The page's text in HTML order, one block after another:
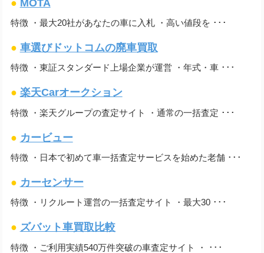
● MOTA
特徴 ・最大20社があなたの車に入札 ・高い値段を ･･･
● 車選びドットコムの廃車買取
特徴 ・東証スタンダード上場企業が運営 ・年式・車 ･･･
● 楽天Carオークション
特徴 ・楽天グループの査定サイト ・通常の一括査定 ･･･
● カービュー
特徴 ・日本で初めて車一括査定サービスを始めた老舗 ･･･
● カーセンサー
特徴 ・リクルート運営の一括査定サイト ・最大30 ･･･
● ズバット車買取比較
特徴 ・ご利用実績540万件突破の車査定サイト ・ ･･･